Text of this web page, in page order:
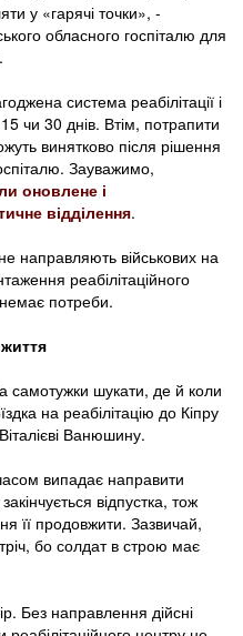
у «гарячі точки», -
обласного госпіталю для
.
система реабілітації і
чи 30 днів. Втім, потрапити
винятково після рішення
Зауважимо,
оновлене і
відділення.
направляють військових на
реабілітаційного
потреби.
самотужки шукати, де й коли
на реабілітацію до Кіпру
Ванюшину.
випадає направити
відпустка, тож
її продовжити. Зазвичай,
бо солдат в строю має
Без направлення дійсні